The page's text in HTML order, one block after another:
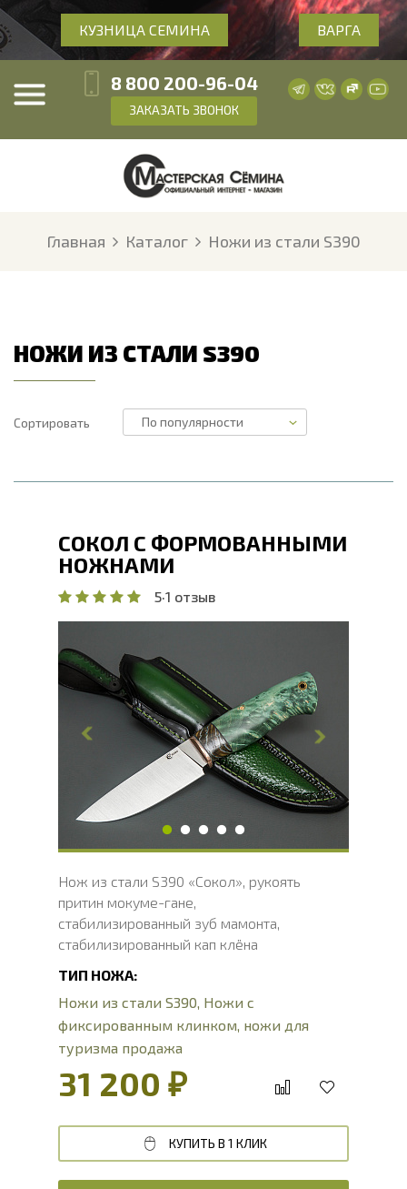
КУЗНИЦА СЕМИНА ВАРГА
8 800 200-96-04
ЗАКАЗАТЬ ЗВОНОК
Главная Каталог Ножи из стали S390
НОЖИ ИЗ СТАЛИ S390
Сортировать
СОКОЛ С ФОРМОВАННЫМИ
НОЖНАМИ
5·1 отзыв
Общая длина, мм
Длина клинка, мм
120
Ширина клинка, мм
33.8
Толщина обуха, мм
Ширина рукояти, мм
33
Длина рукояти, мм
Толщина рукояти, мм
23.3
Твердость клинка, HRC
66 - 68 HRC
Нож из стали S390 «Сокол», рукоять
притин мокуме-гане,
стабилизированный зуб мамонта,
стабилизированный кап клёна
ТИП НОЖА:
Ножи из стали S390, Ножи с
фиксированным клинком, ножи для
туризма продажа
31 200 ₽
КУПИТЬ В 1 КЛИК